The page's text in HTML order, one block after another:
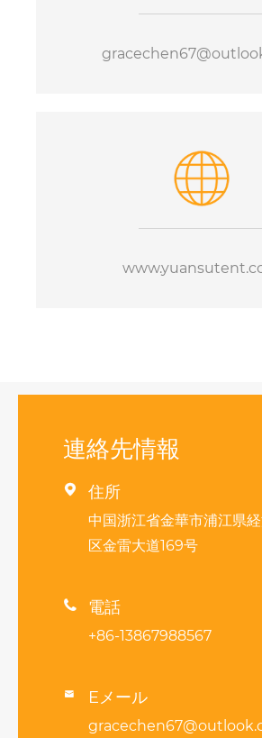
連絡先情報
 住所
中国浙江省金華市浦江県
区金雷大道169号
 電話
+86-13867988567
 Eメール